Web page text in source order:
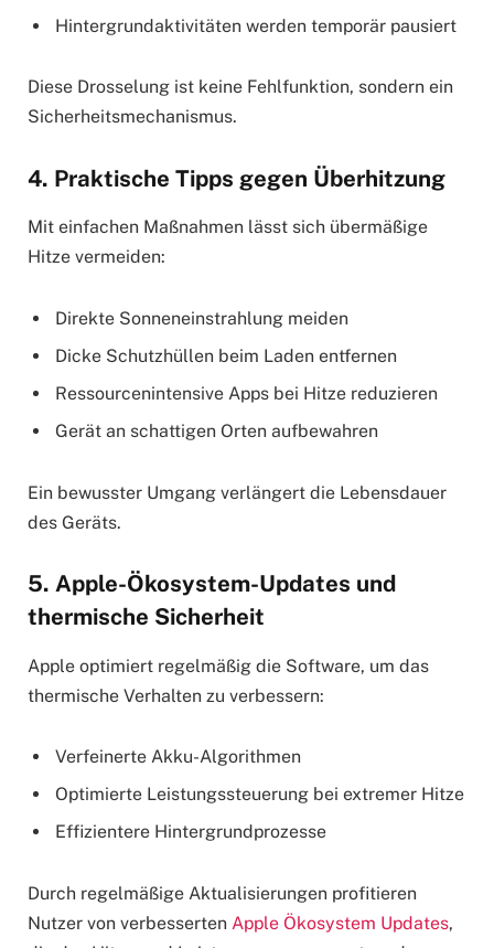
Hintergrundaktivitäten werden temporär pausiert
Diese Drosselung ist keine Fehlfunktion, sondern ein
Sicherheitsmechanismus.
4. Praktische Tipps gegen Überhitzung
Mit einfachen Maßnahmen lässt sich übermäßige
Hitze vermeiden:
Direkte Sonneneinstrahlung meiden
Dicke Schutzhüllen beim Laden entfernen
Ressourcenintensive Apps bei Hitze reduzieren
Gerät an schattigen Orten aufbewahren
Ein bewusster Umgang verlängert die Lebensdauer
des Geräts.
5. Apple-Ökosystem-Updates und
thermische Sicherheit
Apple optimiert regelmäßig die Software, um das
thermische Verhalten zu verbessern:
Verfeinerte Akku-Algorithmen
Optimierte Leistungssteuerung bei extremer Hitze
Effizientere Hintergrundprozesse
Durch regelmäßige Aktualisierungen profitieren
Nutzer von verbesserten Apple Ökosystem Updates,